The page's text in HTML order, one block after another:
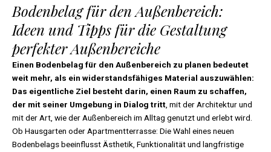
Bodenbelag für den Außenbereich:
Ideen und Tipps für die Gestaltung
perfekter Außenbereiche
Einen Bodenbelag für den Außenbereich zu planen bedeutet
weit mehr, als ein widerstandsfähiges Material auszuwählen:
Das eigentliche Ziel besteht darin, einen Raum zu schaffen,
der mit seiner Umgebung in Dialog tritt , mit der Architektur und
mit der Art, wie der Außenbereich im Alltag genutzt und erlebt wird.
Ob Hausgarten oder Apartmentterrasse: Die Wahl eines neuen
Bodenbelags beeinflusst Ästhetik, Funktionalität und langfristige